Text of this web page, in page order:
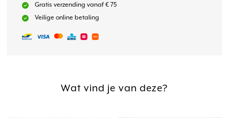
Gratis verzending vanaf € 75
Veilige online betaling
Wat vind je van deze?